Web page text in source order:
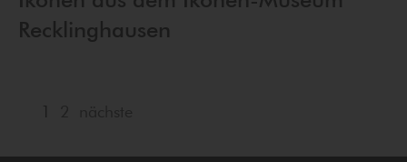
Recklinghausen
1